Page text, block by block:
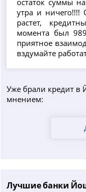
остаток суммы
утра и
растет,
момента был
приятное
вздумайте
Уже брали кредит в
мнением:
Лучшие банки